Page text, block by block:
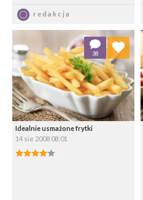
redakcja
Idealnie usmażone frytki
14 sie 2008 08:01
4.00/5
38
Dodaj do ulubionych
Wybierz listę: